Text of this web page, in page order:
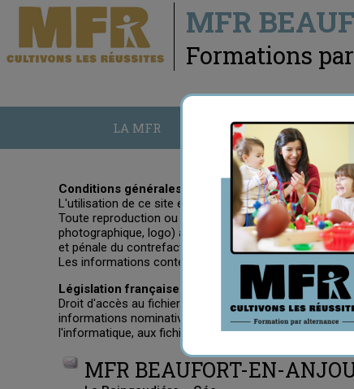
MFR
Formations
LA MFR
Conditions générales d'utilisation
L'utilisation de ce site est réservée à un usage
Toute reproduction ou représentation, en tout ou
photographique, logo) à d'autres fins sur un
et pénale du contrefacteur.
Les informations contenues dans le site sont non
Législation française
Droit d'accès au fichier informatisé : tout visiteur
informations nominatives le concernant à
l'informatique, aux fichiers et aux libertés.
MFR BEAUFORT-EN-